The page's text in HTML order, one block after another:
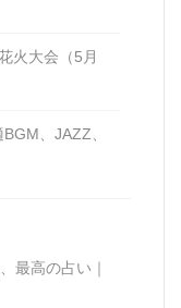
火大会（5月
、JAZZ、
最高の占い｜